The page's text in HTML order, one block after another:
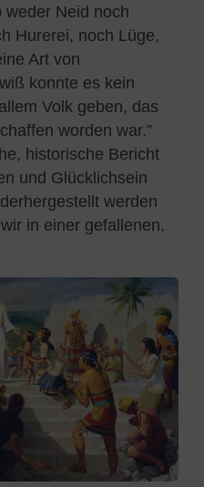
weder Neid noch
Hurerei, noch Lüge,
Art von
konnte es kein
Volk geben, das
worden war.”
historische Bericht
und Glücklichsein
werden
in einer gefallenen,